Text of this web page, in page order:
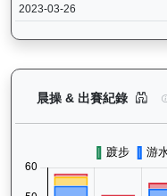
2023-03-26
晨操 & 出賽紀錄